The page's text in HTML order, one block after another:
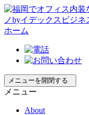
ホーム
メニューを開閉する
メニュー
About